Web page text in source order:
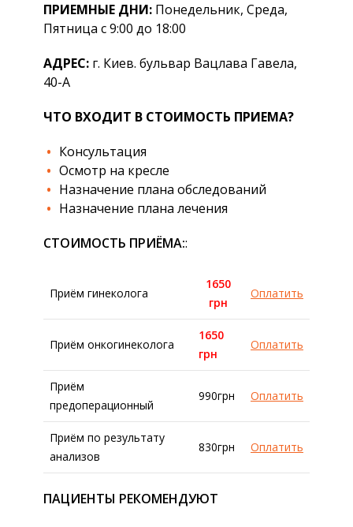
ПРИЕМНЫЕ ДНИ: Понедельник, Среда,
Пятница с 9:00 до 18:00
АДРЕС: г. Киев. бульвар Вацлава Гавела,
40-А
ЧТО ВХОДИТ В СТОИМОСТЬ ПРИЕМА?
Консультация
Осмотр на кресле
Назначение плана обследований
Назначение плана лечения
СТОИМОСТЬ ПРИЁМА::
Приём гинеколога
1650
грн
Оплатить
Приём онкогинеколога
1650
грн
Оплатить
Приём
предоперационный
990грн Оплатить
Приём по результату
анализов
830грн Оплатить
ПАЦИЕНТЫ РЕКОМЕНДУЮТ